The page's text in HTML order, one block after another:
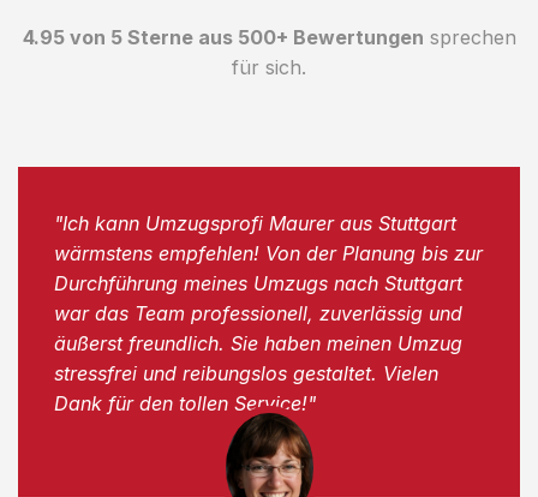
4.95 von 5 Sterne aus 500+ Bewertungen sprechen
für sich.
"Ich kann Umzugsprofi Maurer aus Stuttgart
wärmstens empfehlen! Von der Planung bis zur
Durchführung meines Umzugs nach Stuttgart
war das Team professionell, zuverlässig und
äußerst freundlich. Sie haben meinen Umzug
stressfrei und reibungslos gestaltet. Vielen
Dank für den tollen Service!"